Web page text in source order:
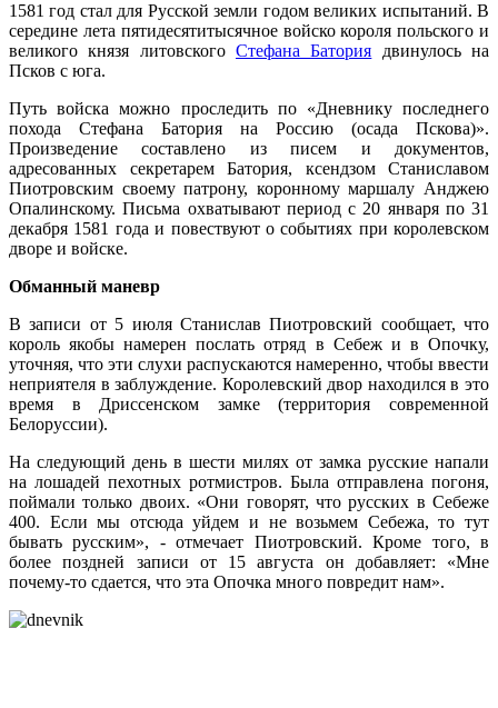
1581 год стал для Русской земли годом великих испытаний. В
середине лета пятидесятитысячное войско короля польского и
великого князя литовского Стефана Батория двинулось на
Псков с юга.
Путь войска можно проследить по «Дневнику последнего
похода Стефана Батория на Россию (осада Пскова)».
Произведение составлено из писем и документов,
адресованных секретарем Батория, ксендзом Станиславом
Пиотровским своему патрону, коронному маршалу Анджею
Опалинскому. Письма охватывают период с 20 января по 31
декабря 1581 года и повествуют о событиях при королевском
дворе и войске.
Обманный маневр
В записи от 5 июля Станислав Пиотровский сообщает, что
король якобы намерен послать отряд в Себеж и в Опочку,
уточняя, что эти слухи распускаются намеренно, чтобы ввести
неприятеля в заблуждение. Королевский двор находился в это
время в Дриссенском замке (территория современной
Белоруссии).
На следующий день в шести милях от замка русские напали
на лошадей пехотных ротмистров. Была отправлена погоня,
поймали только двоих. «Они говорят, что русских в Себеже
400. Если мы отсюда уйдем и не возьмем Себежа, то тут
бывать русским», - отмечает Пиотровский. Кроме того, в
более поздней записи от 15 августа он добавляет: «Мне
почему-то сдается, что эта Опочка много повредит нам».